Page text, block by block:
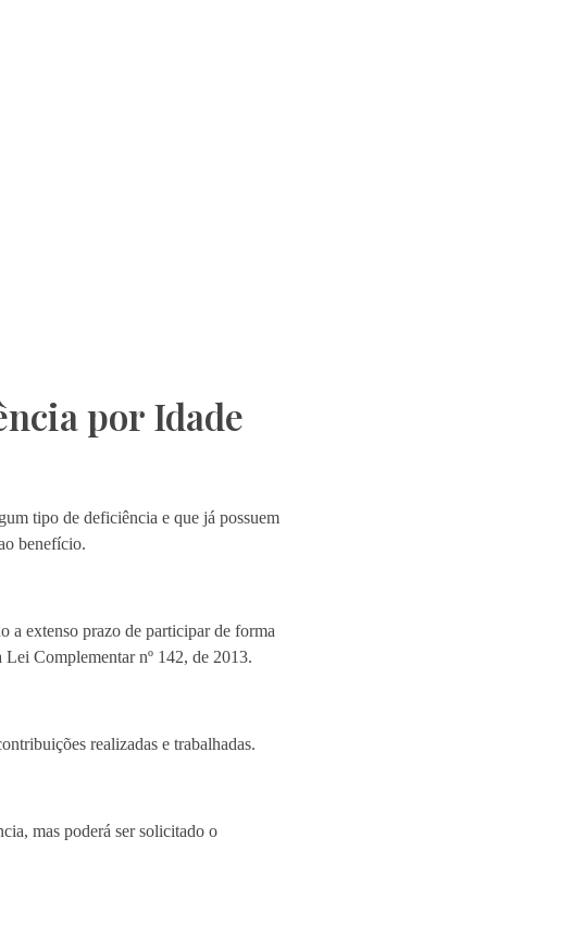
por Idade
tipo de deficiência e que já possuem
benefício.
a extenso prazo de participar de forma
Lei Complementar nº 142, de 2013.
realizadas e trabalhadas.
mas poderá ser solicitado o